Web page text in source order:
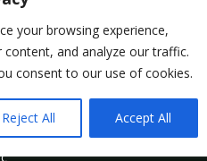
your browsing experience,
content, and analyze our traffic.
consent to our use of cookies.
Reject All Accept All